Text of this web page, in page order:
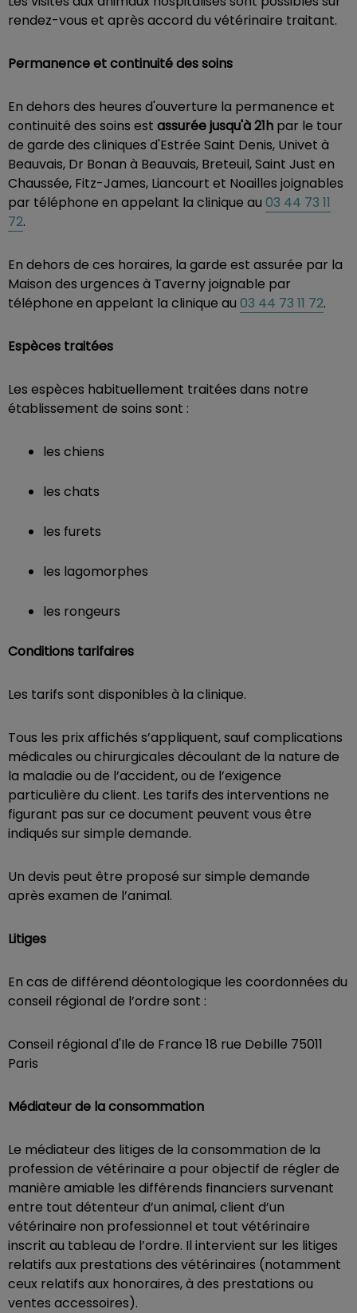
rendez-vous et après accord du vétérinaire traitant.
Permanence et continuité des soins
En dehors des heures d'ouverture la permanence et
continuité des soins est assurée jusqu'à 21h par le tour
de garde des cliniques d'Estrée Saint Denis, Univet à
Beauvais, Dr Bonan à Beauvais, Breteuil, Saint Just en
Chaussée, Fitz-James, Liancourt et Noailles joignables
par téléphone en appelant la clinique au 03 44 73 11
72.
En dehors de ces horaires, la garde est assurée par la
Maison des urgences à Taverny joignable par
téléphone en appelant la clinique au 03 44 73 11 72.
Espèces traitées
Les espèces habituellement traitées dans notre
établissement de soins sont :
les chiens
les chats
les furets
les lagomorphes
les rongeurs
Conditions tarifaires
Les tarifs sont disponibles à la clinique.
Tous les prix affichés s’appliquent, sauf complications
médicales ou chirurgicales découlant de la nature de
la maladie ou de l’accident, ou de l’exigence
particulière du client. Les tarifs des interventions ne
figurant pas sur ce document peuvent vous être
indiqués sur simple demande.
Un devis peut être proposé sur simple demande
après examen de l’animal.
Litiges
En cas de différend déontologique les coordonnées du
conseil régional de l’ordre sont :
Conseil régional d'Ile de France 18 rue Debille 75011
Paris
Médiateur de la consommation
Le médiateur des litiges de la consommation de la
profession de vétérinaire a pour objectif de régler de
manière amiable les différends financiers survenant
entre tout détenteur d’un animal, client d’un
vétérinaire non professionnel et tout vétérinaire
inscrit au tableau de l’ordre. Il intervient sur les litiges
relatifs aux prestations des vétérinaires (notamment
ceux relatifs aux honoraires, à des prestations ou
ventes accessoires).